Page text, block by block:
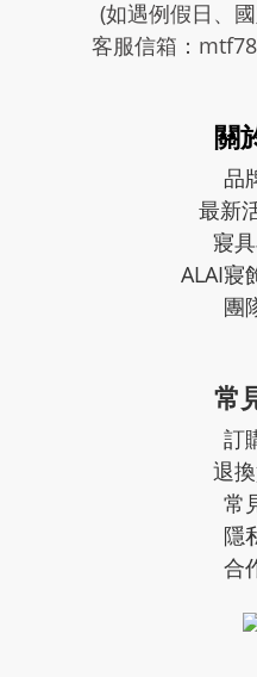
(如遇例假日、
客服信箱：
關
品
最新
寢
ALAI寢
團
常
訂
退
常
隱
合